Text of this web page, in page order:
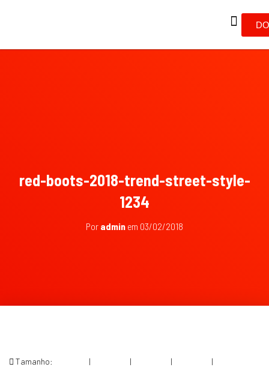
red-boots-2018-trend-street-style-
1234
Por admin em 03/02/2018
Tamanho: | | | |